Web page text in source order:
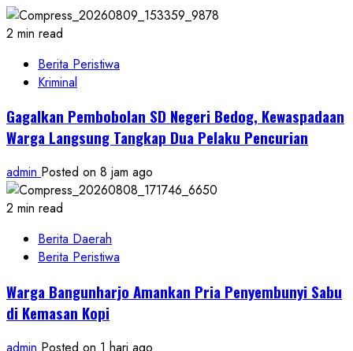
2 min read
Berita Peristiwa
Kriminal
Gagalkan Pembobolan SD Negeri Bedog, Kewaspadaan
Warga Langsung Tangkap Dua Pelaku Pencurian
admin Posted on 8 jam ago
2 min read
Berita Daerah
Berita Peristiwa
Warga Bangunharjo Amankan Pria Penyembunyi Sabu
di Kemasan Kopi
admin Posted on 1 hari ago